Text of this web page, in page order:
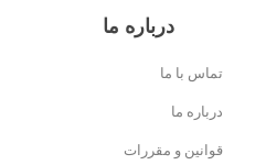
تماس با ما
درباره ما
قوانین و مقررات
درباره ما